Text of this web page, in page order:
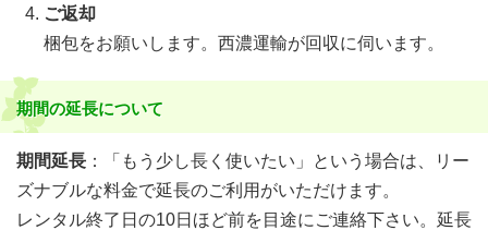
ご返却
梱包をお願いします。西濃運輸が回収に伺います。
期間の延長について
期間延長 ：「もう少し長く使いたい」という場合は、リー
ズナブルな料金で延長のご利用がいただけます。
レンタル終了日の10日ほど前を目途にご連絡下さい。延長